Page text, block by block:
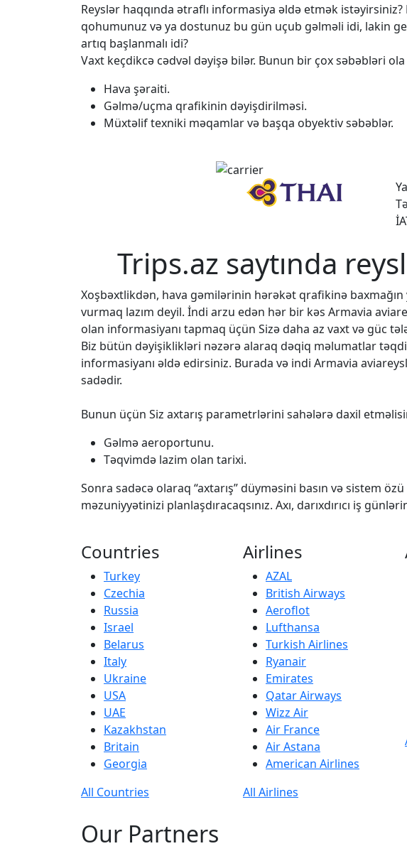
Reyslər haqqında ətraflı informasiya əldə etmək
qohumunuz və ya dostunuz bu gün uçub gəlməli idi, lakin
artıq başlanmalı idi?
Vaxt keçdikcə cədvəl dəyişə bilər. Bunun bir çox səbəbləri
Hava şəraiti.
Gəlmə/uçma qrafikinin dəyişdirilməsi.
Müxtəlif texniki məqamlar və başqa obyektiv səbəblər.
Trips.az saytında
Xoşbəxtlikdən, hava gəmilərinin hərəkət qrafikinə
vurmaq lazım deyil. İndi arzu edən hər bir kəs Armavia
olan informasiyanı tapmaq üçün Sizə daha az vaxt və güc
Biz bütün dəyişiklikləri nəzərə alaraq dəqiq məlumatlar
informasiyanı əldə edirsiniz. Burada və indi Armavia
sadədir.
Bunun üçün Siz axtarış parametrlərini sahələrə daxil
Gəlmə aeroportunu.
Təqvimdə lazim olan tarixi.
Sonra sadəcə olaraq “axtarış” düyməsini basın və sistem
məzuniyyətinizi planlaşdıracaqsınız. Axı, darıxdırıcı iş
Countries
Turkey
Czechia
Russia
Israel
Belarus
Italy
Ukraine
USA
UAE
Kazakhstan
Britain
Georgia
All Countries
Airlines
AZAL
British Airways
Aeroflot
Lufthansa
Turkish Airlines
Ryanair
Emirates
Qatar Airways
Wizz Air
Air France
Air Astana
American Airlines
All Airlines
Our Partners